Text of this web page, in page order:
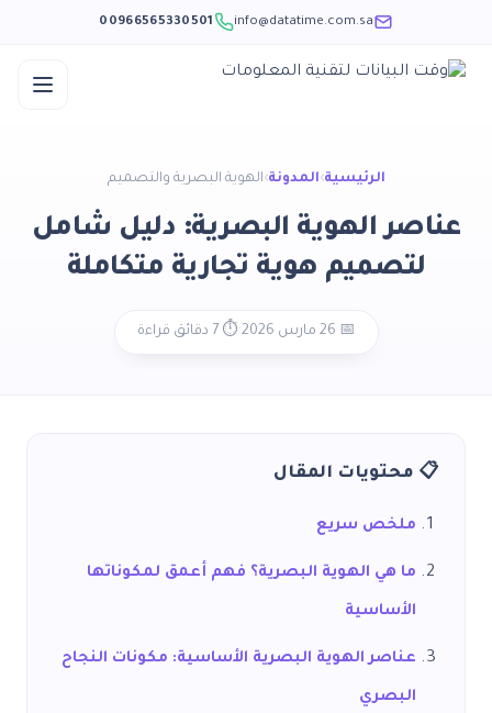
info@datatime.com.sa
00966565330501
الرئيسية›المدونة›الهوية البصرية والتصميم
عناصر الهوية البصرية: دليل شامل
لتصميم هوية تجارية متكاملة
📅 26 مارس 2026 ·⏱️ 7 دقائق قراءة
📋 محتويات المقال
ملخص سريع
ما هي الهوية البصرية؟ فهم أعمق لمكوناتها
الأساسية
عناصر الهوية البصرية الأساسية: مكونات النجاح
البصري